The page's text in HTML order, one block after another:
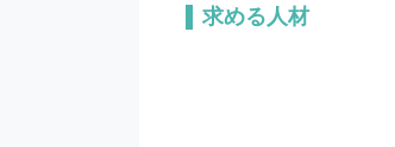
求める人材